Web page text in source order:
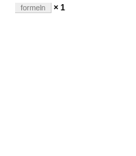
formeln × 1